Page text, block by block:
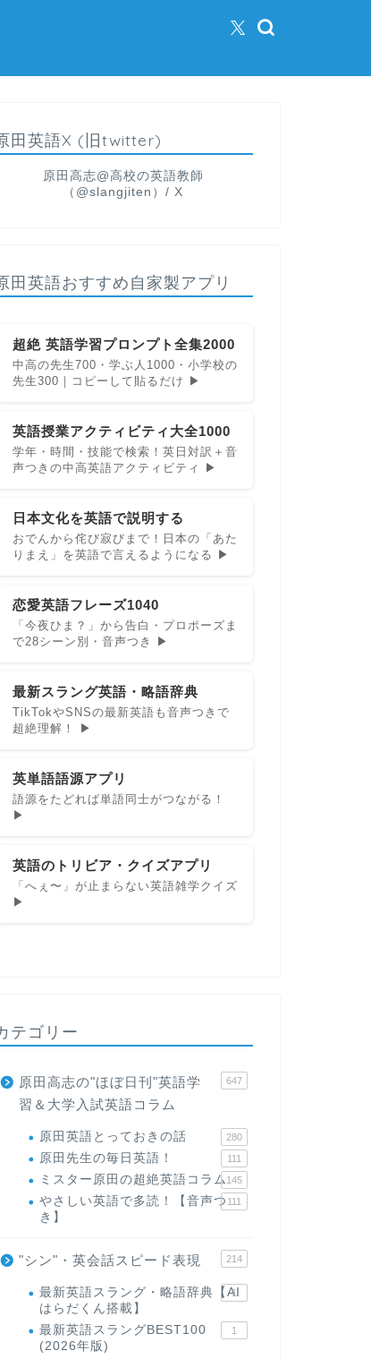
田英語X (旧twitter)
原田高志@高校の英語教師
（@slangjiten）/ X
田英語おすすめ自家製アプリ
超絶 英語学習プロンプト全集2000
中高の先生700・学ぶ人1000・小学校の
先生300｜コピーして貼るだけ ▶
英語授業アクティビティ大全1000
学年・時間・技能で検索！英日対訳＋音
声つきの中高英語アクティビティ ▶
日本文化を英語で説明する
おでんから侘び寂びまで！日本の「あた
りまえ」を英語で言えるようになる ▶
恋愛英語フレーズ1040
「今夜ひま？」から告白・プロポーズま
で28シーン別・音声つき ▶
最新スラング英語・略語辞典
TikTokやSNSの最新英語も音声つきで
超絶理解！ ▶
英単語語源アプリ
語源をたどれば単語同士がつながる！
▶
英語のトリビア・クイズアプリ
「へぇ〜」が止まらない英語雑学クイズ
▶
テゴリー
原田高志の"ほぼ日刊"英語学
習＆大学入試英語コラム
647
原田英語とっておきの話 280
原田先生の毎日英語！ 111
ミスター原田の超絶英語コラム145
やさしい英語で多読！【音声つ
き】
111
"シン"・英会話スピード表現 214
最新英語スラング・略語辞典【AI
はらだくん搭載】
1
最新英語スラングBEST100
(2026年版)
1